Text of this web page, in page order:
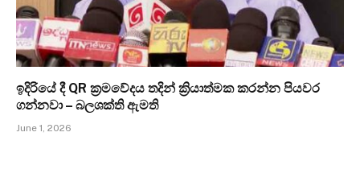
ඉදිරියේ දී QR ක්‍රමවේදය තදින් ක්‍රියාත්මක කරන්න පියවර
ගන්නවා – බලශක්ති ඇමති
June 1, 2026